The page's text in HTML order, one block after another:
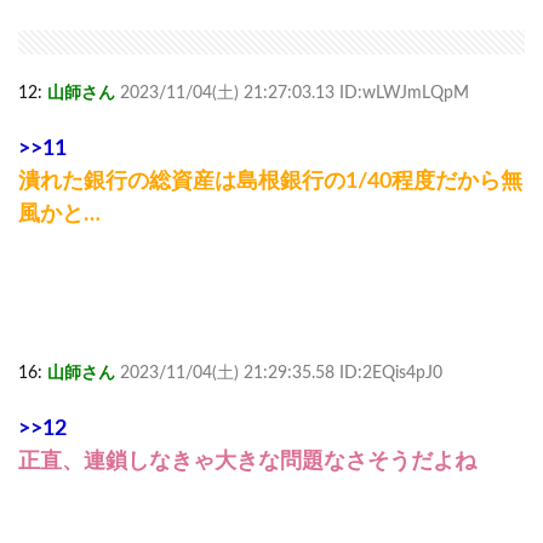
12: 山師さん 2023/11/04(土) 21:27:03.13 ID:wLWJmLQpM
>>11
潰れた銀行の総資産は島根銀行の1/40程度だから無
風かと…
16: 山師さん 2023/11/04(土) 21:29:35.58 ID:2EQis4pJ0
>>12
正直、連鎖しなきゃ大きな問題なさそうだよね